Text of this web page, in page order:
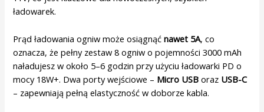
ładowarek.
Prąd ładowania ogniw może osiągnąćnawet 5A, co
oznacza, że pełny zestaw 8 ogniw o pojemności 3000 mAh
naładujesz w około 5–6 godzin przy użyciu ładowarki PD o
mocy 18W+. Dwa porty wejściowe – Micro USB oraz USB-C
– zapewniają pełną elastyczność w doborze kabla.